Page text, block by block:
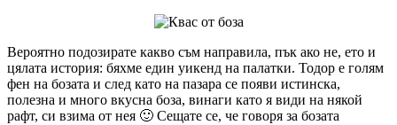
Вероятно подозирате какво съм направила, пък ако не, ето и
цялата история: бяхме един уикенд на палатки. Тодор е голям
фен на бозата и след като на пазара се появи истинска,
полезна и много вкусна боза, винаги като я види на някой
рафт, си взима от нея 🙂 Сещате се, че говоря за бозата